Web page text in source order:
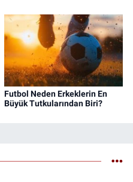
Futbol Neden Erkeklerin En
Büyük Tutkularından Biri?